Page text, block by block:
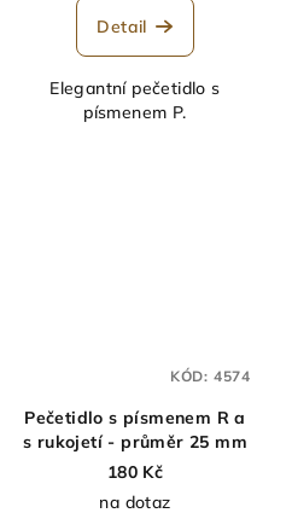
Detail
Elegantní pečetidlo s
písmenem P.
Pečetidlo s písmenem R a
s rukojetí - průměr 25 mm
180 Kč
na dotaz
KÓD: 4574